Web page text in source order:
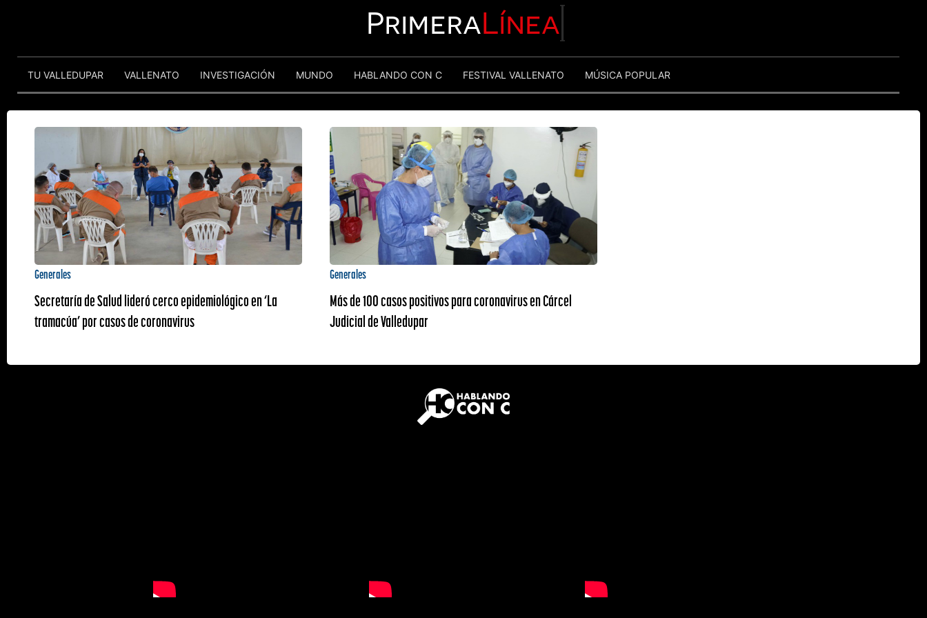
PrimeraLínea
TU VALLEDUPAR VALLENATO INVESTIGACIÓN MUNDO HABLANDO CON C FESTIVAL VALLENATO MÚSICA POPULAR
Generales
Secretaría de Salud lideró cerco epidemiológico en ‘La
tramacúa’ por casos de coronavirus
Generales
Más de 100 casos positivos para coronavirus en Cárcel
Judicial de Valledupar